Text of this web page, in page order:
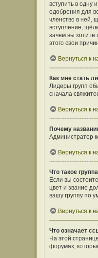
вступить в одну
одобрения для
членство в ней,
вступление,
зачем вы хотите
этого свои
Вернуться к
Как мне стать
Лидеры групп
сначала
Вернуться к
Почему
Администратор
Вернуться к
Что такое
Если вы
цвет и звание
вашу группу по
Вернуться к
Что означает
На этой
форумах,